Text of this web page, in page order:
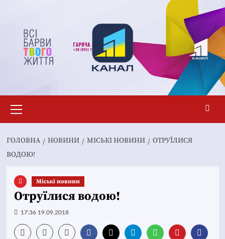
вмісту
меню
ГОЛОВНА НОВИНИ MІСЬКІ НОВИНИ
ОТРУЇЛИСЯ
ВОДОЮ!
Mіські новини
Отруїлися водою!
17:36 19.09.2018